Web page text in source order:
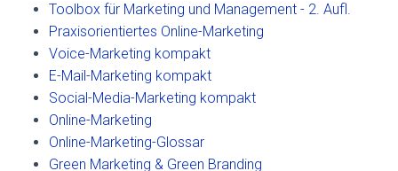
Toolbox für Marketing und Management - 2. Aufl.
Praxisorientiertes Online-Marketing
Voice-Marketing kompakt
E-Mail-Marketing kompakt
Social-Media-Marketing kompakt
Online-Marketing
Online-Marketing-Glossar
Green Marketing & Green Branding